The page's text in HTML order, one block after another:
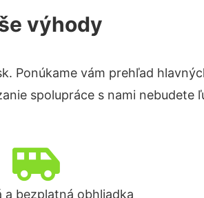
výhody
Ponúkame vám prehľad
spolupráce s nami nebudete
a bezplatná obhliadka